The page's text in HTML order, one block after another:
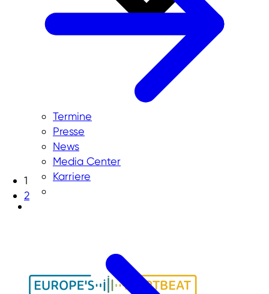
Termine
Presse
News
Media Center
Karriere
1
2